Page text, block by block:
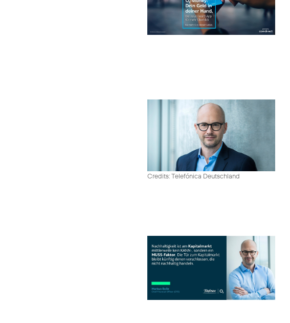
Credits: Telefónica Deutschland